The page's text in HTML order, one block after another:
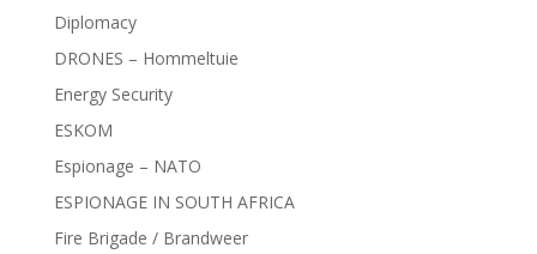
Diplomacy
DRONES – Hommeltuie
Energy Security
ESKOM
Espionage – NATO
ESPIONAGE IN SOUTH AFRICA
Fire Brigade / Brandweer